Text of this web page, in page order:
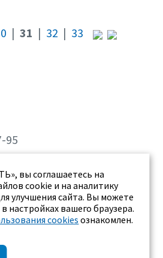
| 31 | 32 | 33
вы соглашаетесь на
cookie и на аналитику
улучшения сайта. Вы можете
настройках вашего браузера.
cookies ознакомлен.
95
2Б